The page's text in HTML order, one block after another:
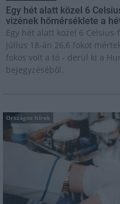
Egy hét alatt közel 6
vizének hőmérséklete a
Egy hét alatt közel 6
július 18-án 26,6 fokot
fokos volt a tó - derül ki a
bejegyzéséből.
Országos hírek